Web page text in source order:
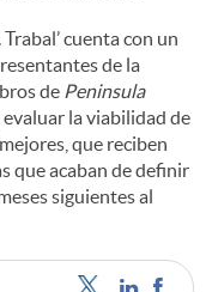
cuenta con un
de la
de Peninsula
evaluar la viabilidad de
que reciben
que acaban de definir
siguientes al